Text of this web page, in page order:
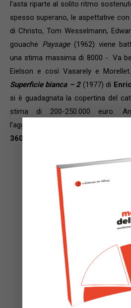
l’asta riparte al solito ritmo
spesso superano, le aspettative
di Christo, Tom Wesselmann,
gouache Paysage(1962) viene
una stima massima di 8000 -. Va
Eielson e così Vasarely e
Superficie bianca – 2(1977) di
si è guadagnata la copertina del
stima di 200-250.000 euro.
l’aggiudicazione è eccellente con
360.000 euro.